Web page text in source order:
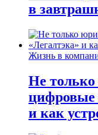
в
Жизнь в
Не
цифровые
и как